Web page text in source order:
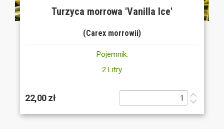
Turzyca morrowa 'Vanilla Ice'
(Carex morrowii)
Pojemnik:
2 Litry
22,00 zł